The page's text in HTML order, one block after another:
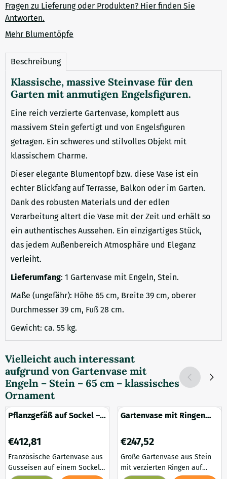
Fragen zu Lieferung oder Produkten? Hier finden Sie
Antworten.
Mehr Blumentöpfe
Beschreibung
Klassische, massive Steinvase für den
Garten mit anmutigen Engelsfiguren.
Eine reich verzierte Gartenvase, komplett aus
massivem Stein gefertigt und von Engelsfiguren
getragen. Ein schweres und stilvolles Objekt mit
klassischem Charme.
Dieser elegante Blumentopf bzw. diese Vase ist ein
echter Blickfang auf Terrasse, Balkon oder im Garten.
Dank des robusten Materials und der edlen
Verarbeitung altert die Vase mit der Zeit und erhält so
ein authentisches Aussehen. Ein einzigartiges Stück,
das jedem Außenbereich Atmosphäre und Eleganz
verleiht.
Lieferumfang: 1 Gartenvase mit Engeln, Stein.
Maße (ungefähr): Höhe 65 cm, Breite 39 cm, oberer
Durchmesser 39 cm, Fuß 28 cm.
Gewicht: ca. 55 kg.
Vielleicht auch interessant
aufgrund von Gartenvase mit
Engeln – Stein – 65 cm – klassisches
Ornament
Pflanzgefäß auf Sockel –
Preis: 412,81
€412,81
Französische Gartenvase aus
Gusseisen auf einem Sockel
Gartenvase mit Ringen
Preis: 247,52
€247,52
Große Gartenvase aus Stein
mit verzierten Ringen auf